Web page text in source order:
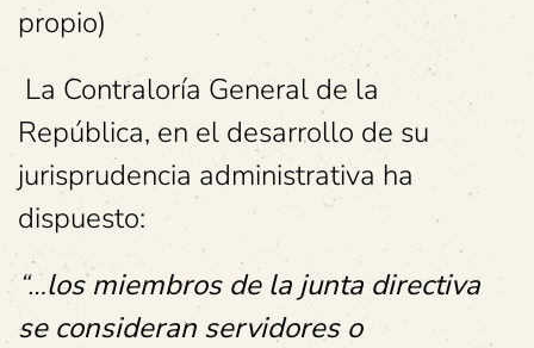
propio)
La Contraloría General de la
República, en el desarrollo de su
jurisprudencia administrativa ha
dispuesto:
“…los miembros de la junta directiva
se consideran servidores o